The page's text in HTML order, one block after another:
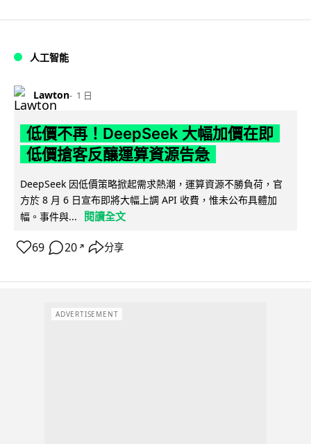
人工智能
Lawton 1 日
低價不再！DeepSeek 大幅加價在即
低價搶客反釀運算資源告急
DeepSeek 因低價策略掀起需求熱潮，運算資源不勝負荷，官
方於 8 月 6 日宣布即將大幅上調 API 收費，惟未公布具體加
幅。事件與...
閱讀全文
69 20 ↗ 分享
ADVERTISEMENT